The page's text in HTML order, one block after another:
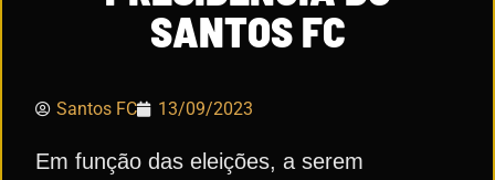
SANTOS FC
Santos FC 13/09/2023
Em função das eleições, a serem